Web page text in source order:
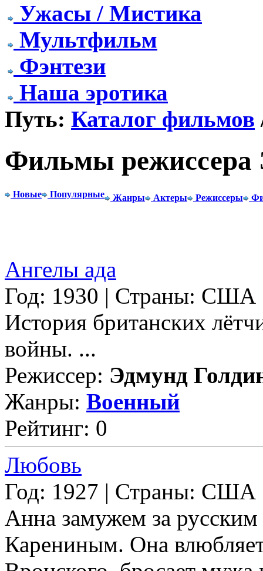
Ужасы / Мистика
Мультфильм
Фэнтези
Наша эротика
Путь: Каталог фильмов
Фильмы режиссера
Новые Популярные Жанры Актеры Режиссеры
Ангелы ада
Год: 1930 | Страны: США
История британских
войны. ...
Режиссер: Эдмунд
Жанры: Военный
Рейтинг: 0
Любовь
Год: 1927 | Страны: США
Анна замужем за
Карениным. Она